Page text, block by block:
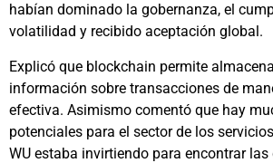
habían dominado la gobernanza, el
volatilidad y recibido aceptación global.
Explicó que blockchain permite
información sobre transacciones de
efectiva. Asimismo comentó que hay
potenciales para el sector de los
WU estaba invirtiendo para encontrar las